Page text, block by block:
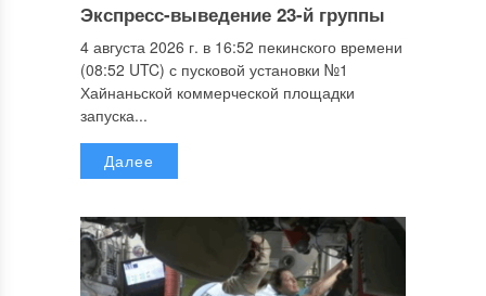
Экспресс-выведение 23-й группы
4 августа 2026 г. в 16:52 пекинского времени
(08:52 UTC) с пусковой установки №1
Хайнаньской коммерческой площадки
запуска...
Далее